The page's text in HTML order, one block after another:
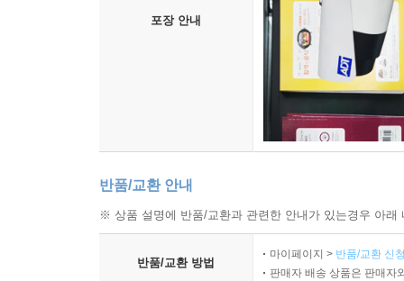
포장 안내
반품/교환 안내
※ 상품 설명에 반품/교환과 관련한 안내가 있는경우 아
반품/교환 방법
마이페이지 > 반품/교환 신
판매자 배송 상품은 판매자